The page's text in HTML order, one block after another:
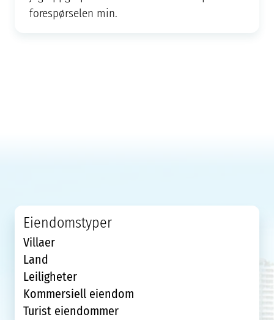
forespørselen min.
Eiendomstyper
Villaer
Land
Leiligheter
Kommersiell eiendom
Turist eiendommer